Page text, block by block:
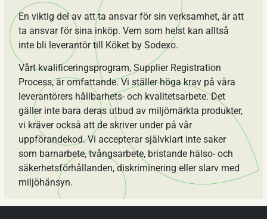
En viktig del av att ta ansvar för sin verksamhet, är att
ta ansvar för sina inköp. Vem som helst kan alltså
inte bli leverantör till Köket by Sodexo.
Vårt kvalificeringsprogram, Supplier Registration
Process, är omfattande. Vi ställer höga krav på våra
leverantörers hållbarhets- och kvalitetsarbete. Det
gäller inte bara deras utbud av miljömärkta produkter,
vi kräver också att de skriver under på vår
uppförandekod. Vi accepterar självklart inte saker
som barnarbete, tvångsarbete, bristande hälso- och
säkerhetsförhållanden, diskriminering eller slarv med
miljöhänsyn.